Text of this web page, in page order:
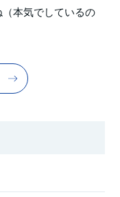
本気でしているの